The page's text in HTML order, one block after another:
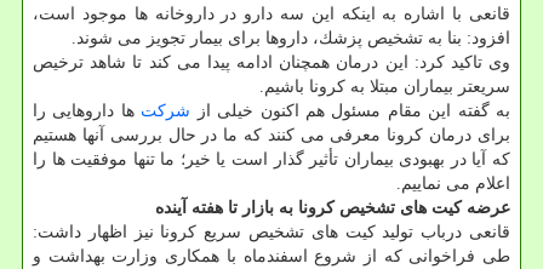
قانعی با اشاره به اینكه این سه دارو در داروخانه ها موجود است،
افزود: بنا به تشخیص پزشك، داروها برای بیمار تجویز می شوند.
وی تاكید كرد: این درمان همچنان ادامه پیدا می كند تا شاهد ترخیص
سریعتر بیماران مبتلا به كرونا باشیم.
به گفته این مقام مسئول هم اكنون خیلی از شركت ها داروهایی را
برای درمان كرونا معرفی می كنند كه ما در حال بررسی آنها هستیم
كه آیا در بهبودی بیماران تأثیر گذار است یا خیر؛ ما تنها موفقیت ها را
اعلام می نماییم.
عرضه كیت های تشخیص كرونا به بازار تا هفته آینده
قانعی درباب تولید كیت های تشخیص سریع كرونا نیز اظهار داشت:
طی فراخوانی كه از شروع اسفندماه با همكاری وزارت بهداشت و